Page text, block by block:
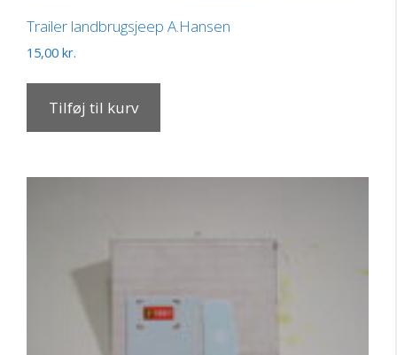
Trailer landbrugsjeep A.Hansen
15,00 kr.
Tilføj til kurv